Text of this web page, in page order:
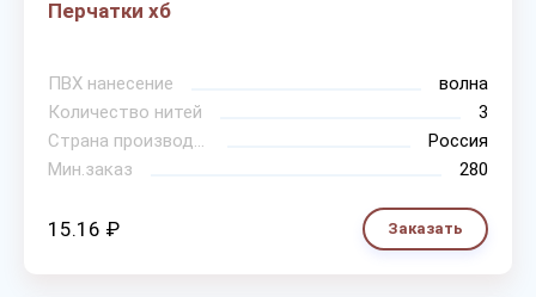
Перчатки хб
ПВХ нанесение
волна
Количество нитей
3
Страна производитель
Россия
Мин.заказ
280
15.16 ₽ Заказать